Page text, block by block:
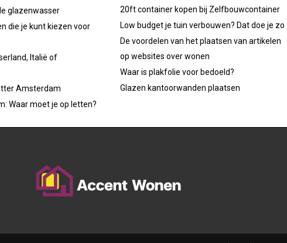
glazenwasser
die je kunt kiezen voor
Italië of
Amsterdam
Waar moet je op letten?
20ft container kopen bij Zelfbouwcontainer
Low budget je tuin verbouwen? Dat doe je zo
De voordelen van het plaatsen van artikelen
op websites over wonen
Waar is plakfolie voor bedoeld?
Glazen kantoorwanden plaatsen